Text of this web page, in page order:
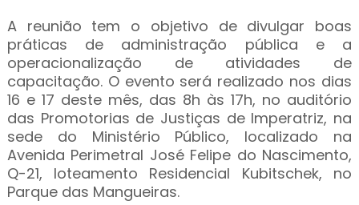
A reunião tem o objetivo de divulgar boas
práticas de administração pública e a
operacionalização de atividades de
capacitação. O evento será realizado nos dias
16 e 17 deste mês, das 8h às 17h, no auditório
das Promotorias de Justiças de Imperatriz, na
sede do Ministério Público, localizado na
Avenida Perimetral José Felipe do Nascimento,
Q-21, loteamento Residencial Kubitschek, no
Parque das Mangueiras.